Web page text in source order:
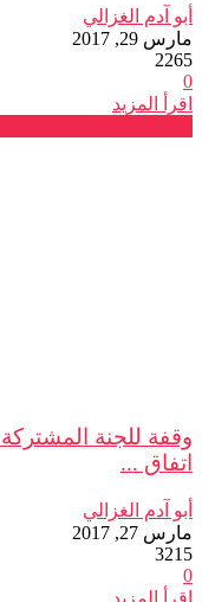
أبو آدم الغزالي
مارس 29, 2017
2265
0
اقرأ المزيد
اتفاق ...
أبو آدم الغزالي
مارس 27, 2017
3215
0
اقرأ المزيد